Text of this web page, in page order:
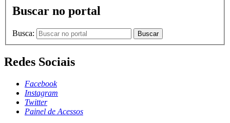
Buscar no portal
Busca: Buscar
Redes Sociais
Facebook
Instagram
Twitter
Painel de Acessos